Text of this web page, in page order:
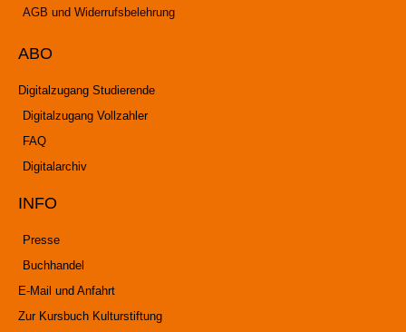
AGB und Widerrufsbelehrung
ABO
Digitalzugang Studierende
Digitalzugang Vollzahler
FAQ
Digitalarchiv
INFO
Presse
Buchhandel
E-Mail und Anfahrt
Zur Kursbuch Kulturstiftung